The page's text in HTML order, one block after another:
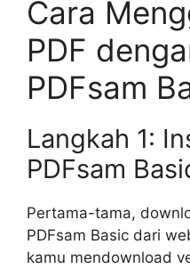
Cara
PDF
PDFsam
Langkah 1:
PDFsam
Pertama-tama,
PDFsam Basic dari
kamu mendownload